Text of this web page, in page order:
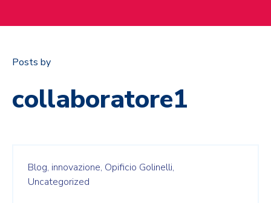
Posts by
collaboratore1
Blog, innovazione, Opificio Golinelli,
Uncategorized